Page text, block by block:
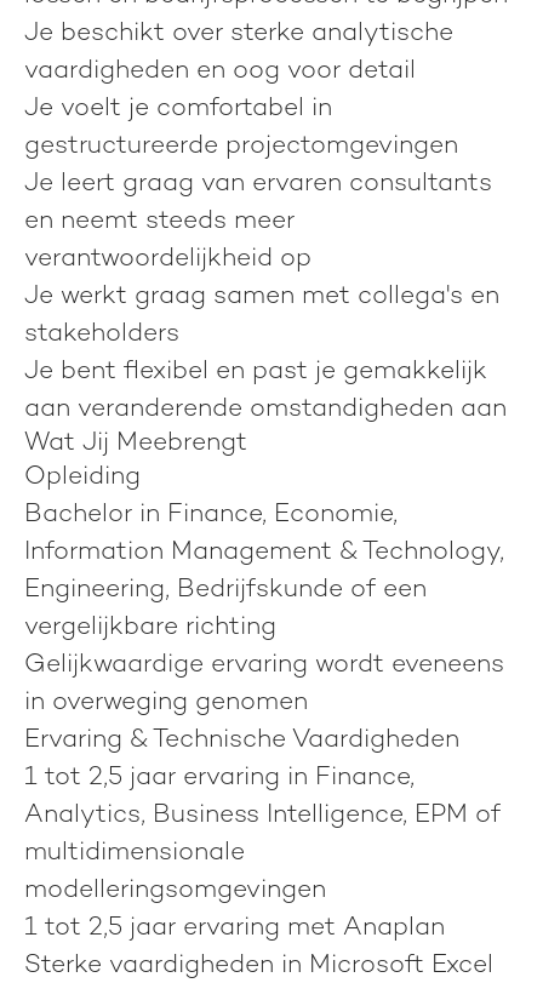
Je beschikt over sterke analytische
vaardigheden en oog voor detail
Je voelt je comfortabel in
gestructureerde projectomgevingen
Je leert graag van ervaren consultants
en neemt steeds meer
verantwoordelijkheid op
Je werkt graag samen met collega's en
stakeholders
Je bent flexibel en past je gemakkelijk
aan veranderende omstandigheden aan
Wat Jij Meebrengt
Opleiding
Bachelor in Finance, Economie,
Information Management & Technology,
Engineering, Bedrijfskunde of een
vergelijkbare richting
Gelijkwaardige ervaring wordt eveneens
in overweging genomen
Ervaring & Technische Vaardigheden
1 tot 2,5 jaar ervaring in Finance,
Analytics, Business Intelligence, EPM of
multidimensionale
modelleringsomgevingen
1 tot 2,5 jaar ervaring met Anaplan
Sterke vaardigheden in Microsoft Excel